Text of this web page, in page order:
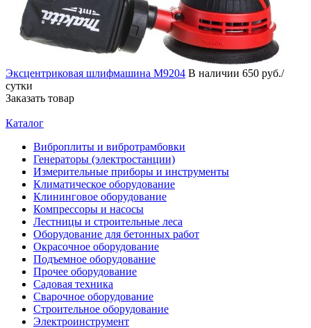
Эксцентриковая шлифмашина M9204 В наличии 650 руб./
сутки
Заказать товар
Каталог
Виброплиты и вибротрамбовки
Генераторы (электростанции)
Измерительные приборы и инструменты
Климатическое оборудование
Клининговое оборудование
Компрессоры и насосы
Лестницы и строительные леса
Оборудование для бетонных работ
Окрасочное оборудование
Подъемное оборудование
Прочее оборудование
Садовая техника
Сварочное оборудование
Строительное оборудование
Электроинструмент